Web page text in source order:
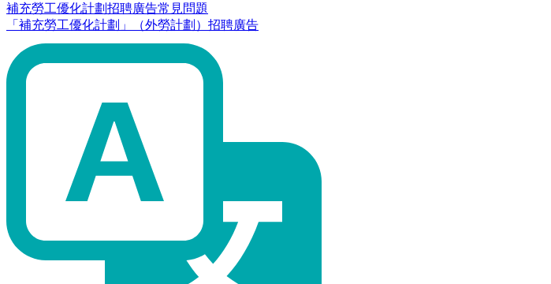
補充勞工優化計劃招聘廣告常見問題
「補充勞工優化計劃」（外勞計劃）招聘廣告